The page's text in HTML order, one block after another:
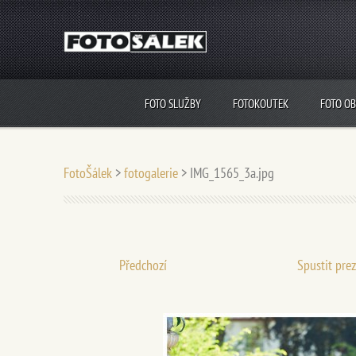
FOTO SLUŽBY FOTOKOUTEK FOTO
FotoŠálek >fotogalerie > IMG_1565_3a.jpg
Předchozí Spustit